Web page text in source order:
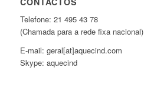
Telefone: 21 495 43 78
(Chamada para a rede fixa nacional)
E-mail: geral[at]aquecind.com
Skype: aquecind